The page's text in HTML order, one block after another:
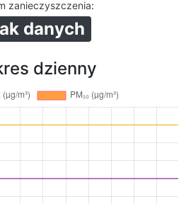
zanieczyszczenia:
danych
dzienny